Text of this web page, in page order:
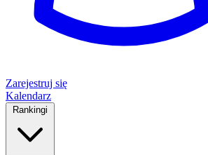
Zarejestruj się
Kalendarz
Rankingi